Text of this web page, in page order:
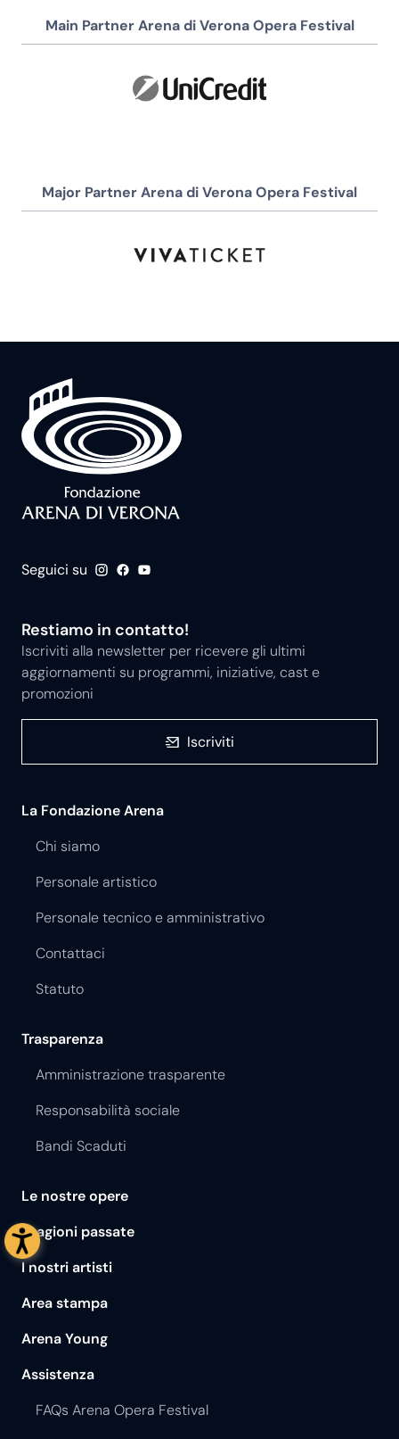
Main Partner Arena di Verona Opera Festival
Major Partner Arena di Verona Opera Festival
Seguici su
Restiamo in contatto!
Iscriviti alla newsletter per ricevere gli ultimi
aggiornamenti su programmi, iniziative, cast e
promozioni
Iscriviti
La Fondazione Arena
Chi siamo
Personale artistico
Personale tecnico e amministrativo
Contattaci
Statuto
Trasparenza
Amministrazione trasparente
Responsabilità sociale
Bandi Scaduti
Le nostre opere
Stagioni passate
I nostri artisti
Area stampa
Arena Young
Assistenza
FAQs Arena Opera Festival